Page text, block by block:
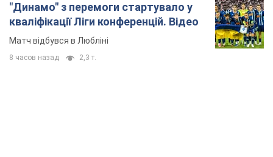
"Динамо" з перемоги стартувало у
кваліфікації Ліги конференцій. Відео
Матч відбувся в Любліні
8 часов назад 2,3 т.